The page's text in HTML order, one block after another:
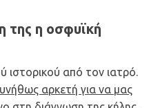
της η οσφυϊκή
ιστορικού από τον ιατρό.
αρκετή για να μας